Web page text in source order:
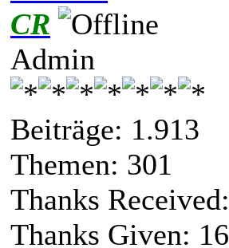
CR
Admin
Beiträge: 1.913
Themen: 301
Thanks Received:
Thanks Given: 16